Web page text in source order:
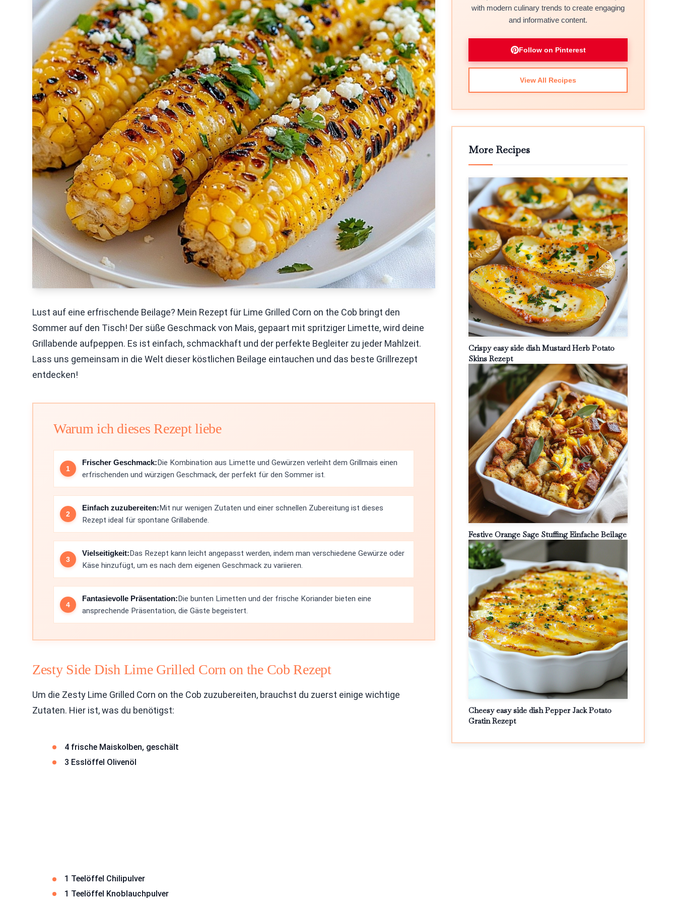
Lust auf eine erfrischende Beilage? Mein Rezept für Lime Grilled Corn on the Cob bringt den
Sommer auf den Tisch! Der süße Geschmack von Mais, gepaart mit spritziger Limette, wird deine
Grillabende aufpeppen. Es ist einfach, schmackhaft und der perfekte Begleiter zu jeder Mahlzeit.
Lass uns gemeinsam in die Welt dieser köstlichen Beilage eintauchen und das beste Grillrezept
entdecken!
Warum ich dieses Rezept liebe
Frischer Geschmack:Die Kombination aus Limette und Gewürzen verleiht dem Grillmais einen
erfrischenden und würzigen Geschmack, der perfekt für den Sommer ist.
Einfach zuzubereiten:Mit nur wenigen Zutaten und einer schnellen Zubereitung ist dieses
Rezept ideal für spontane Grillabende.
Vielseitigkeit:Das Rezept kann leicht angepasst werden, indem man verschiedene Gewürze oder
Käse hinzufügt, um es nach dem eigenen Geschmack zu variieren.
Fantasievolle Präsentation:Die bunten Limetten und der frische Koriander bieten eine
ansprechende Präsentation, die Gäste begeistert.
Zesty Side Dish Lime Grilled Corn on the Cob Rezept
Um die Zesty Lime Grilled Corn on the Cob zuzubereiten, brauchst du zuerst einige wichtige
Zutaten. Hier ist, was du benötigst:
4 frische Maiskolben, geschält
3 Esslöffel Olivenöl
1 Teelöffel Chilipulver
1 Teelöffel Knoblauchpulver
with modern culinary trends to create engaging
and informative content.
Follow on Pinterest
View All Recipes
More Recipes
Crispy easy side dish Mustard Herb Potato
Skins Rezept
Festive Orange Sage Stuffing Einfache Beilage
Cheesy easy side dish Pepper Jack Potato
Gratin Rezept